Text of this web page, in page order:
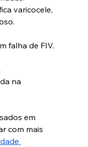
varicocele,
falha de FIV.
na
em
com mais